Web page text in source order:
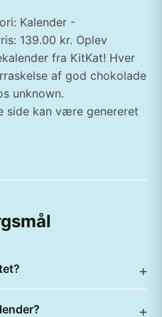
Kalender -
139.00 kr. Oplev
fra KitKat! Hver
af god chokolade
unknown.
side kan være genereret